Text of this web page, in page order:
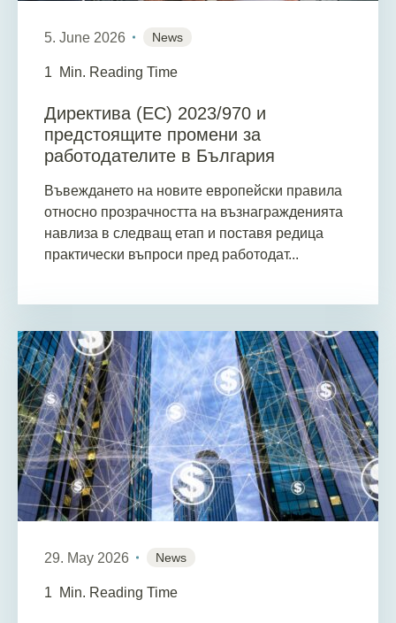
5. June 2026 News
1 Min. Reading Time
Директива (ЕС) 2023/970 и
предстоящите промени за
работодателите в България
Въвеждането на новите европейски правила
относно прозрачността на възнагражденията
навлиза в следващ етап и поставя редица
практически въпроси пред работодат...
29. May 2026 News
1 Min. Reading Time